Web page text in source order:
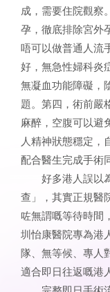
成，需要住院觀察
孕，徹底排除宮外
唔可以做普通人流
好，無急性婦科炎
無凝血功能障礙，
題。第四，術前嚴
麻醉，空腹可以避
人精神狀態穩定，
配合醫生完成手術
好多港人誤以
查」，其實正規醫
咗無謂嘅等待時間
圳怡康醫院專為港
隊、無等候、專人
適合即日往返嘅港